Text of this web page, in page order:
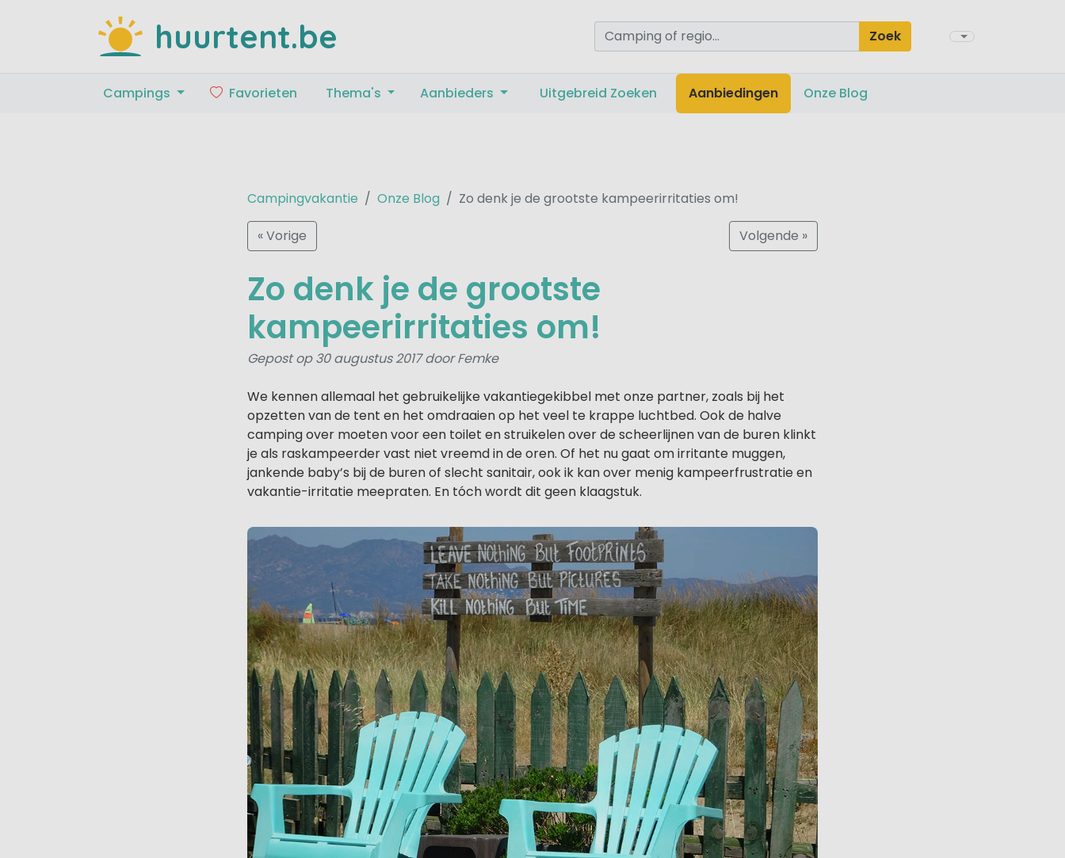
huurtent.be Zoek
Campings Favorieten Thema's Aanbieders Uitgebreid Zoeken Aanbiedingen Onze Blog
Campingvakantie Onze Blog Zo denk je de grootste kampeerirritaties om!
« Vorige Volgende »
Zo denk je de grootste
kampeerirritaties om!
Gepost op 30 augustus 2017 door Femke
We kennen allemaal het gebruikelijke vakantiegekibbel met onze partner, zoals bij het
opzetten van de tent en het omdraaien op het veel te krappe luchtbed. Ook de halve
camping over moeten voor een toilet en struikelen over de scheerlijnen van de buren klinkt
je als raskampeerder vast niet vreemd in de oren. Of het nu gaat om irritante muggen,
jankende baby’s bij de buren of slecht sanitair, ook ik kan over menig kampeerfrustratie en
vakantie-irritatie meepraten. En tóch wordt dit geen klaagstuk.